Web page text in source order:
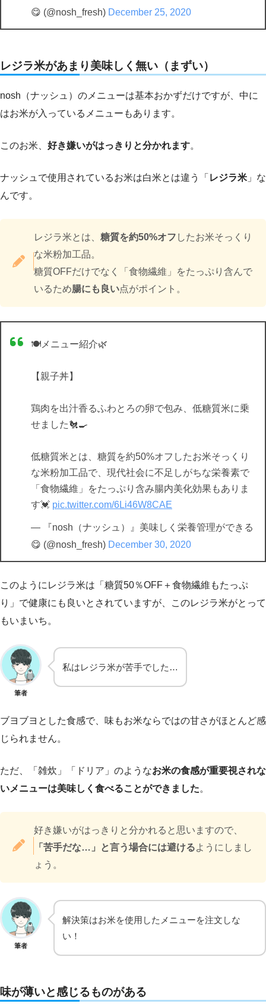
😋 (@nosh_fresh) December 25, 2020
レジラ米があまり美味しく無い（まずい）
nosh（ナッシュ）のメニューは基本おかずだけですが、中に
はお米が入っているメニューもあります。
このお米、 好き嫌いがはっきりと分かれます。
ナッシュで使用されているお米は白米とは違う「 レジラ米 」な
んです。
レジラ米とは、 糖質を約50%オフ したお米そっくり
な米粉加工品。
糖質OFFだけでなく「食物繊維」をたっぷり含んで
いるため腸にも良い点がポイント。
🍽メニュー紹介🌿
【親子丼】
鶏肉を出汁香るふわとろの卵で包み、低糖質米に乗
せました🐔🍳
低糖質米とは、糖質を約50%オフしたお米そっくり
な米粉加工品で、現代社会に不足しがちな栄養素で
「食物繊維」をたっぷり含み腸内美化効果もありま
す💓 pic.twitter.com/6Li46W8CAE
— 『nosh（ナッシュ）』美味しく栄養管理ができる
😋 (@nosh_fresh) December 30, 2020
このようにレジラ米は「糖質50％OFF＋食物繊維もたっぷ
り」で健康にも良いとされていますが、このレジラ米がとって
もいまいち。
筆者
私はレジラ米が苦手でした…
ブヨブヨとした食感で、味もお米ならではの甘さがほとんど感
じられません。
ただ、「雑炊」「ドリア」のようなお米の食感が重要視されな
いメニューは美味しく食べることができました。
好き嫌いがはっきりと分かれると思いますので、
「苦手だな…」と言う場合には避けるようにしまし
ょう。
筆者
解決策はお米を使用したメニューを注文しな
い！
味が薄いと感じるものがある